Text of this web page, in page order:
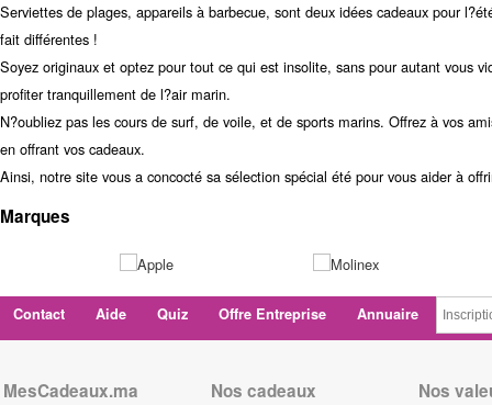
Serviettes de plages, appareils à barbecue, sont deux idées cadeaux pour
fait différentes !
Soyez originaux et optez pour tout ce qui est insolite, sans pour autant vous
profiter tranquillement de l?air marin.
N?oubliez pas les cours de surf, de voile, et de sports marins. Offrez à vos
en offrant vos cadeaux.
Ainsi, notre site vous a concocté sa sélection spécial été pour vous aider à
Marques
Contact Aide Quiz Offre Entreprise Annuaire
MesCadeaux.ma Nos cadeaux Nos